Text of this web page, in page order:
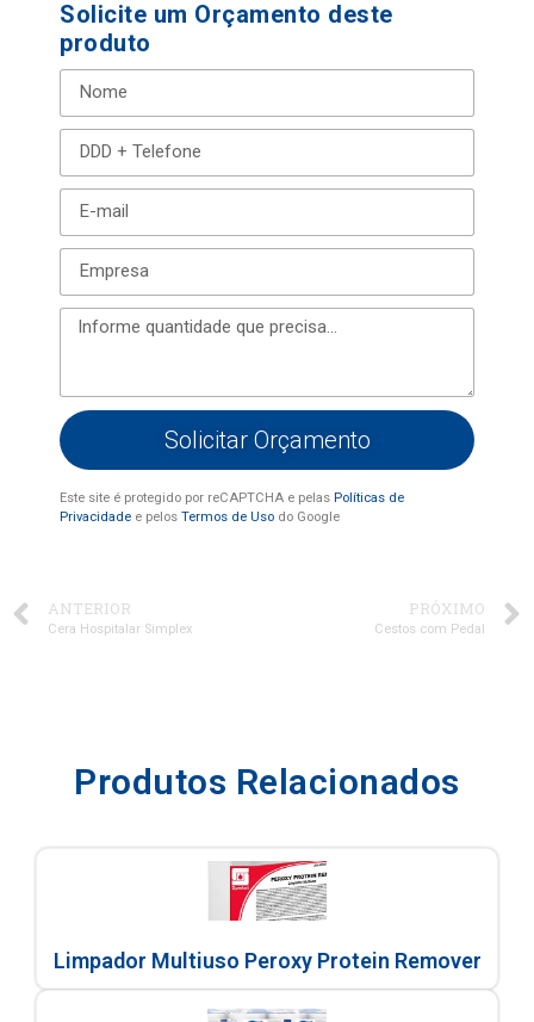
Solicite um Orçamento deste
produto
Solicitar Orçamento
Este site é protegido por reCAPTCHA e pelas Políticas de
Privacidade e pelos Termos de Uso do Google
ANTERIOR
Cera Hospitalar Simplex
PRÓXIMO
Cestos com Pedal
Produtos Relacionados
Limpador Multiuso Peroxy Protein Remover